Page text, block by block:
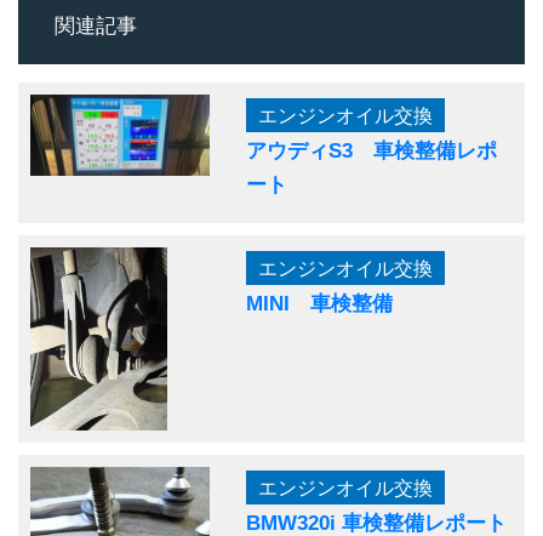
関連記事
エンジンオイル交換
アウディS3 車検整備レポ
ート
エンジンオイル交換
MINI 車検整備
エンジンオイル交換
BMW320i 車検整備レポート